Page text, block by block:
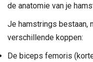
de anatomie van je
Je hamstrings bestaan,
verschillende koppen:
De biceps femoris